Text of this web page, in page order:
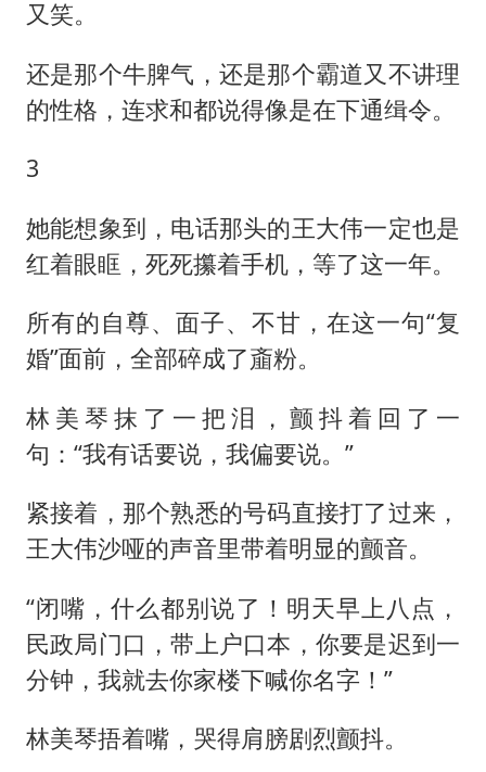
又笑。
还是那个牛脾气，还是那个霸道又不讲理
的性格，连求和都说得像是在下通缉令。
3
她能想象到，电话那头的王大伟一定也是
红着眼眶，死死攥着手机，等了这一年。
所有的自尊、面子、不甘，在这一句“复
婚”面前，全部碎成了齑粉。
林美琴抹了一把泪，颤抖着回了一
句：“我有话要说，我偏要说。”
紧接着，那个熟悉的号码直接打了过来，
王大伟沙哑的声音里带着明显的颤音。
“闭嘴，什么都别说了！明天早上八点，
民政局门口，带上户口本，你要是迟到一
分钟，我就去你家楼下喊你名字！”
林美琴捂着嘴，哭得肩膀剧烈颤抖。